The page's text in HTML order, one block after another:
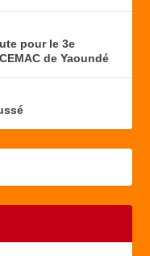
pour le 3e
de Yaoundé